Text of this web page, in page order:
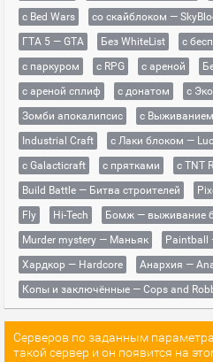
с Bed Wars
со скайблоком —
ГТА 5 — GTA
Без WhiteList
с
с паркуром
с RPG с ареной
с ареной сплиф
с донатом с
Зомби апокалипсис
с Выживанием
Industrial Craft
с Лаки блоком —
с Galacticraft
с прятками с TNT
Build Battle — Битва строителей
Fly
Hi-Tech
Бомж — выживание
Murder mystery — Маньяк
Paintball
Хардкор — Hardcore
Анархия —
Копы и заключённые — Cops and
Серверов по заданным
такой сервер и он появится на